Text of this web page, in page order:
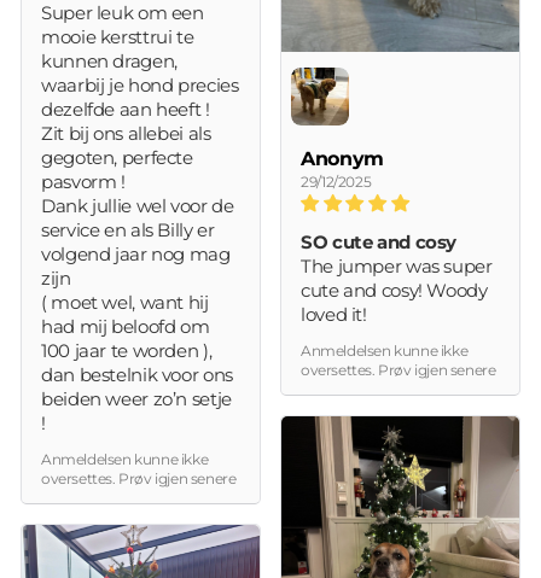
Super leuk om een
mooie kersttrui te
kunnen dragen,
waarbij je hond precies
dezelfde aan heeft !
Zit bij ons allebei als
gegoten, perfecte
pasvorm !
Dank jullie wel voor de
service en als Billy er
volgend jaar nog mag
zijn
( moet wel, want hij
had mij beloofd om
100 jaar te worden ),
dan bestelnik voor ons
beiden weer zo’n setje
!
Anmeldelsen kunne ikke
oversettes. Prøv igjen senere
29/12/2025
Anonym
SO cute and cosy
The jumper was super
cute and cosy! Woody
loved it!
Anmeldelsen kunne ikke
oversettes. Prøv igjen senere